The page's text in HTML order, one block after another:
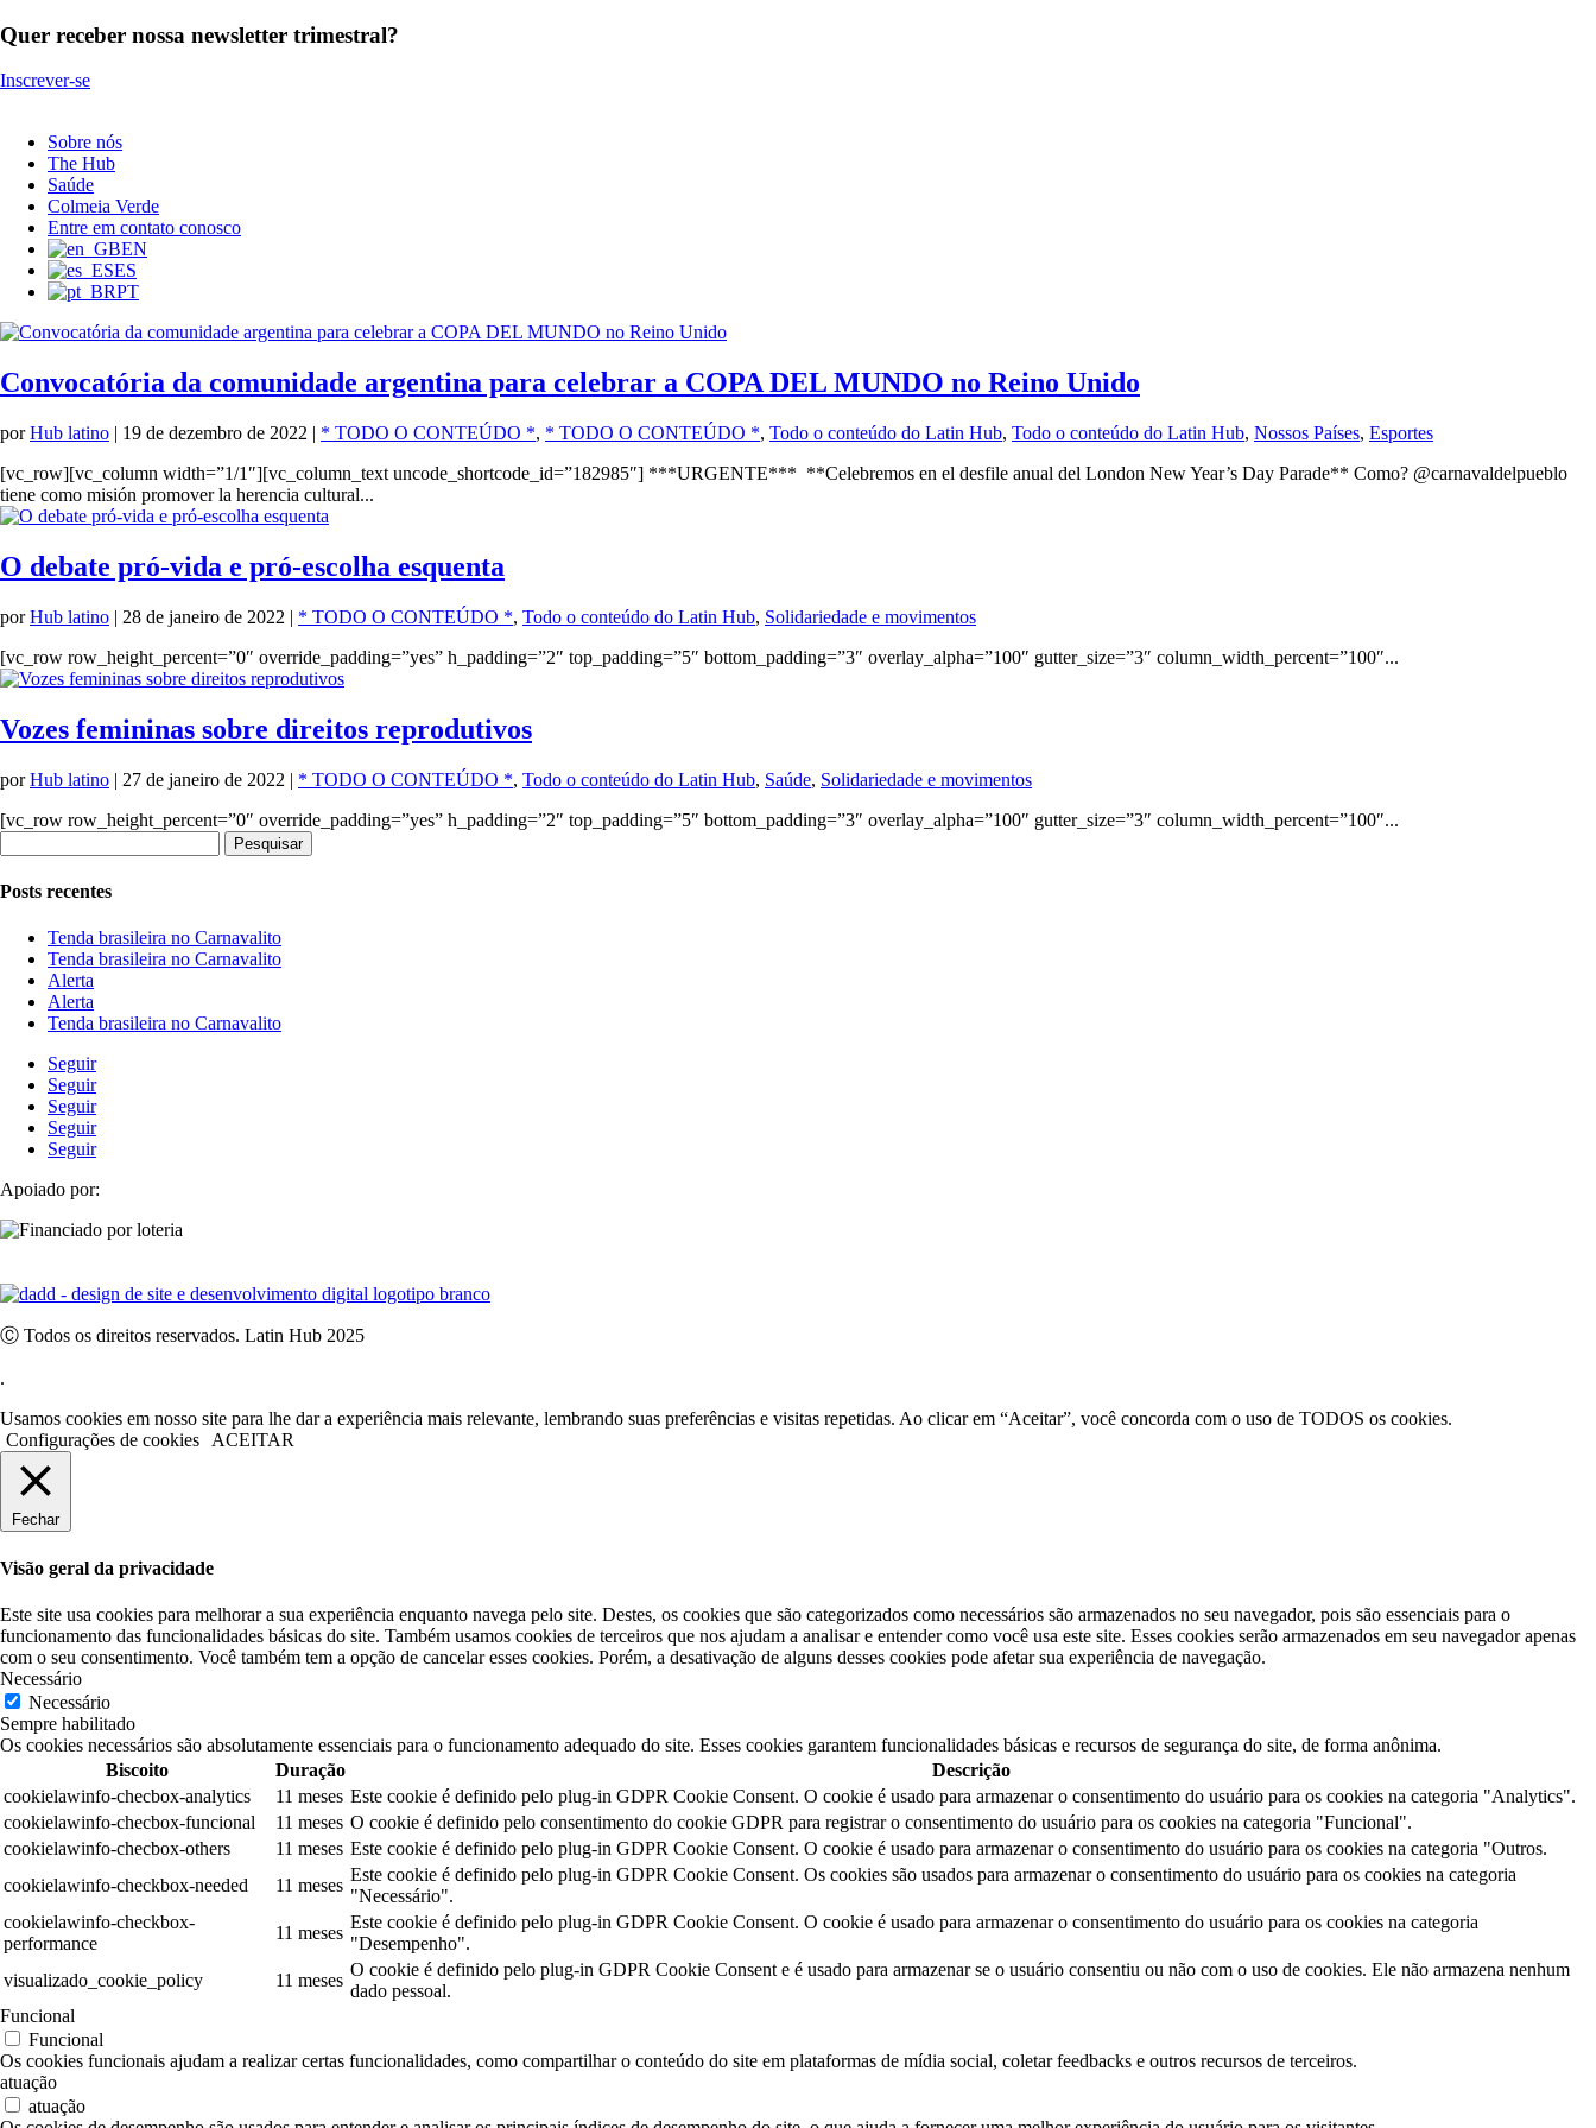
Quer receber nossa newsletter trimestral?
Inscrever-se
Sobre nós
The Hub
Saúde
Colmeia Verde
Entre em contato conosco
EN
ES
PT
Convocatória da comunidade argentina para celebrar a COPA DEL MUNDO no Reino Unido
porHub latino | 19 de dezembro de 2022 | * TODO O CONTEÚDO *, * TODO O CONTEÚDO *, Todo o conteúdo do Latin Hub, Todo o conteúdo do Latin Hub, Nossos Países, Esportes
[vc_row][vc_column width=”1/1″][vc_column_text uncode_shortcode_id=”182985″] ***URGENTE*** **Celebremos en el desfile anual del London New Year’s Day Parade** Como? @carnavaldelpueblo
tiene como misión promover la herencia cultural...
O debate pró-vida e pró-escolha esquenta
porHub latino | 28 de janeiro de 2022 | * TODO O CONTEÚDO *, Todo o conteúdo do Latin Hub, Solidariedade e movimentos
[vc_row row_height_percent=”0″ override_padding=”yes” h_padding=”2″ top_padding=”5″ bottom_padding=”3″ overlay_alpha=”100″ gutter_size=”3″ column_width_percent=”100″...
Vozes femininas sobre direitos reprodutivos
porHub latino | 27 de janeiro de 2022 | * TODO O CONTEÚDO *, Todo o conteúdo do Latin Hub, Saúde, Solidariedade e movimentos
[vc_row row_height_percent=”0″ override_padding=”yes” h_padding=”2″ top_padding=”5″ bottom_padding=”3″ overlay_alpha=”100″ gutter_size=”3″ column_width_percent=”100″...
por:
Posts recentes
Tenda brasileira no Carnavalito
Tenda brasileira no Carnavalito
Alerta
Alerta
Tenda brasileira no Carnavalito
Seguir
Seguir
Seguir
Seguir
Seguir
Apoiado por:
Ⓒ Todos os direitos reservados. Latin Hub 2025
.
Usamos cookies em nosso site para lhe dar a experiência mais relevante, lembrando suas preferências e visitas repetidas. Ao clicar em “Aceitar”, você concorda com o uso de TODOS os cookies.
Configurações de cookies ACEITAR
Fechar
Visão geral da privacidade
Este site usa cookies para melhorar a sua experiência enquanto navega pelo site. Destes, os cookies que são categorizados como necessários são armazenados no seu navegador, pois são essenciais para o
funcionamento das funcionalidades básicas do site. Também usamos cookies de terceiros que nos ajudam a analisar e entender como você usa este site. Esses cookies serão armazenados em seu navegador apenas
com o seu consentimento. Você também tem a opção de cancelar esses cookies. Porém, a desativação de alguns desses cookies pode afetar sua experiência de navegação.
Necessário
Necessário
Sempre habilitado
Os cookies necessários são absolutamente essenciais para o funcionamento adequado do site. Esses cookies garantem funcionalidades básicas e recursos de segurança do site, de forma anônima.
Biscoito
Duração
Descrição
cookielawinfo-checbox-analytics
11 meses Este cookie é definido pelo plug-in GDPR Cookie Consent. O cookie é usado para armazenar o consentimento do usuário para os cookies na categoria "Analytics".
cookielawinfo-checbox-funcional
11 meses O cookie é definido pelo consentimento do cookie GDPR para registrar o consentimento do usuário para os cookies na categoria "Funcional".
cookielawinfo-checbox-others
11 meses Este cookie é definido pelo plug-in GDPR Cookie Consent. O cookie é usado para armazenar o consentimento do usuário para os cookies na categoria "Outros.
cookielawinfo-checkbox-needed
11 meses
Este cookie é definido pelo plug-in GDPR Cookie Consent. Os cookies são usados para armazenar o consentimento do usuário para os cookies na categoria
"Necessário".
cookielawinfo-checkbox-
performance
11 meses
Este cookie é definido pelo plug-in GDPR Cookie Consent. O cookie é usado para armazenar o consentimento do usuário para os cookies na categoria
"Desempenho".
visualizado_cookie_policy
11 meses
O cookie é definido pelo plug-in GDPR Cookie Consent e é usado para armazenar se o usuário consentiu ou não com o uso de cookies. Ele não armazena nenhum
dado pessoal.
Funcional
Funcional
Os cookies funcionais ajudam a realizar certas funcionalidades, como compartilhar o conteúdo do site em plataformas de mídia social, coletar feedbacks e outros recursos de terceiros.
atuação
atuação